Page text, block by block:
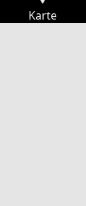
Karte